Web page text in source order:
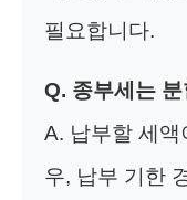
필요합니다.
Q. 종부세는
A. 납부할 세액
우, 납부 기한